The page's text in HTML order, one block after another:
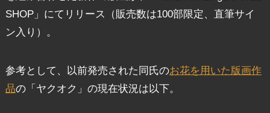
SHOP」にてリリース（販売数は100部限定、直筆サイ
ン入り）。
参考として、以前発売された同氏のお花を用いた版画作
品の「ヤクオク」の現在状況は以下。